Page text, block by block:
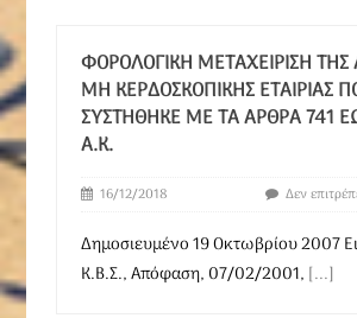
ΦΟΡΟΛΟΓΙΚΉ ΜΕΤΑΧΕΊΡΙΣΗ ΤΗΣ
ΜΗ ΚΕΡΔΟΣΚΟΠΙΚΉΣ ΕΤΑΙΡΊΑΣ
ΣΥΣΤΉΘΗΚΕ ΜΕ ΤΑ ΆΡΘΡΑ 741
Α.Κ.
16/12/2018 Δεν
Δημοσιευμένο 19 Οκτωβρίου 2007
Κ.Β.Σ., Απόφαση, 07/02/2001, [...]